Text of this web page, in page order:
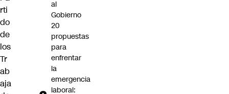
rti
do
de
los
Tr
ab
aja
al
Gobierno
20
propuestas
para
enfrentar
la
emergencia
laboral: